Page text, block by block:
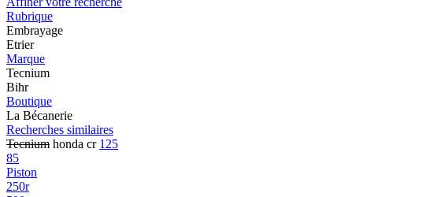
Rubrique
Embrayage
Etrier
Marque
Tecnium
Bihr
Boutique
La Bécanerie
Recherches similaires
Tecnium honda cr 125
85
Piston
250r